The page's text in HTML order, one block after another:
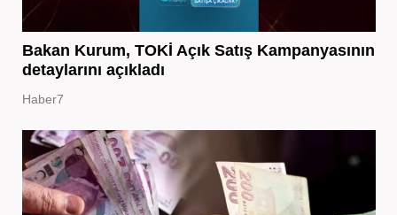
Bakan Kurum, TOKİ Açık Satış Kampanyasının
detaylarını açıkladı
Haber7